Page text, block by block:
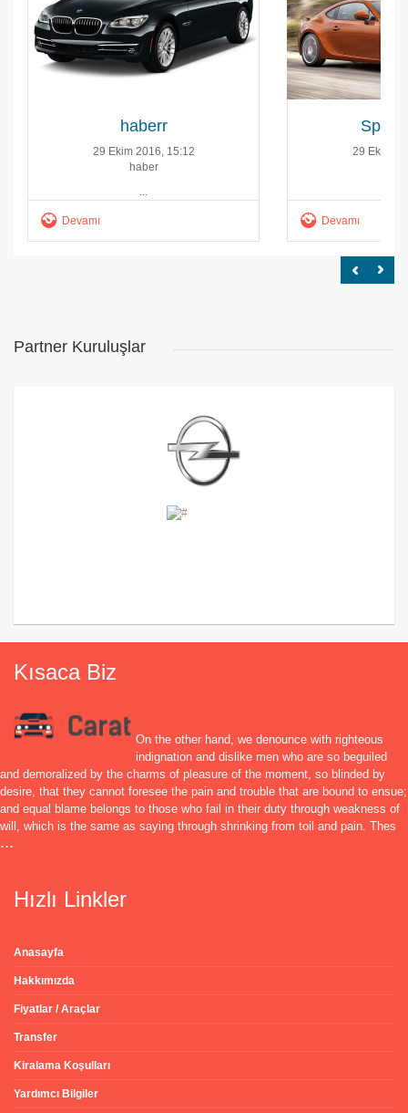
haberr
29 Ekim 2016, 15:12
haber
...
Devamı
29 Ekim
Devamı
Partner Kuruluşlar
Kısaca Biz
On the other hand, we denounce with righteous
indignation and dislike men who are so beguiled
and demoralized by the charms of pleasure of the moment, so blinded by
desire, that they cannot foresee the pain and trouble that are bound to ensue;
and equal blame belongs to those who fail in their duty through weakness of
will, which is the same as saying through shrinking from toil and pain. Thes
...
Hızlı Linkler
Anasayfa
Hakkımızda
Fiyatlar / Araçlar
Transfer
Kiralama Koşulları
Yardımcı Bilgiler